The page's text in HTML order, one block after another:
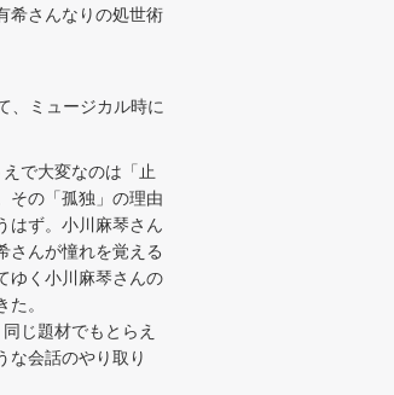
希さんなりの処世術
、ミュージカル時に
で大変なのは「止
その「孤独」の理由
はず。小川麻琴さん
さんが憧れを覚える
ゆく小川麻琴さんの
。
じ題材でもとらえ
な会話のやり取り